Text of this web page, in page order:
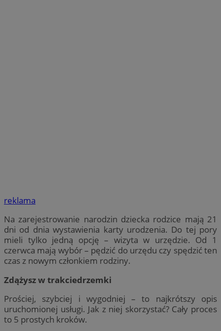
reklama
Na zarejestrowanie narodzin dziecka rodzice mają 21
dni od dnia wystawienia karty urodzenia. Do tej pory
mieli tylko jedną opcję – wizyta w urzędzie. Od 1
czerwca mają wybór – pędzić do urzędu czy spędzić ten
czas z nowym członkiem rodziny.
Zdążysz w trakciedrzemki
Prościej, szybciej i wygodniej – to najkrótszy opis
uruchomionej usługi. Jak z niej skorzystać? Cały proces
to 5 prostych kroków.